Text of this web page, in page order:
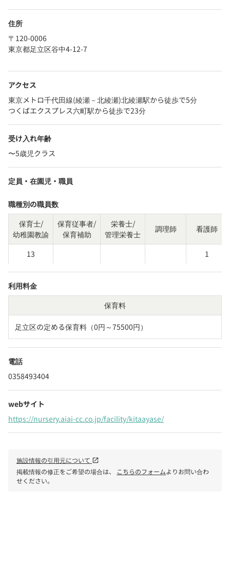
住所
〒120-0006
東京都足立区谷中4-12-7
アクセス
東京メトロ千代田線(綾瀬－北綾瀬)北綾瀬駅から徒歩で5分
つくばエクスプレス六町駅から徒歩で23分
受け入れ年齢
〜5歳児クラス
定員・在園児・職員
職種別の職員数
保育士/
幼稚園教諭
保育従事者/
保育補助
栄養士/
管理栄養士
調理師 看護師
13 1
利用料金
保育料
足立区の定める保育料（0円～75500円）
電話
0358493404
webサイト
https://nursery.aiai-cc.co.jp/facility/kitaayase/
施設情報の引用元について open_in_new
掲載情報の修正をご希望の場合は、 こちらのフォームよりお問い合わ
せください。